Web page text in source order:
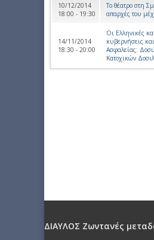
10/12/2014
18:00 - 19:30
Το θέατρο στη
απαρχές του
14/11/2014
18:30 - 20:00
Οι Ελληνικές
κυβερνήσεις
Ασφαλείας:
Κατοχικών
ΔΙΑΥΛΟΣ Ζωντανές